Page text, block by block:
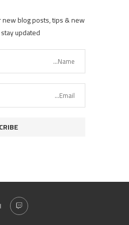
blog posts, tips & new
updated!